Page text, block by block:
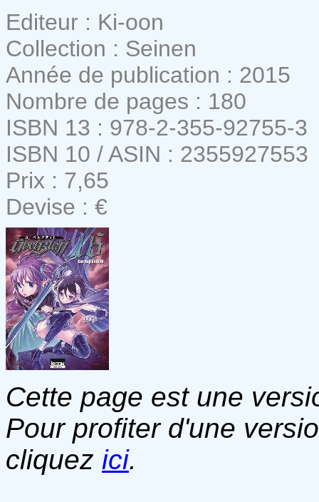
Editeur : Ki-oon
Collection : Seinen
Année de publication : 2015
Nombre de pages : 180
ISBN 13 : 978-2-355-92755-3
ISBN 10 / ASIN : 2355927553
Prix : 7,65
Devise : €
Cette page est une
Pour profiter d'une
cliquez ici.